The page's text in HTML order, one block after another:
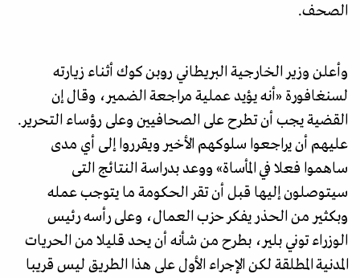
الصحف.
وأعلن وزير الخارجية البريطاني روبن كوك أثناء زيارته
لسنغافورة «أنه يؤيد عملية مراجعة الضمير، وقال إن
القضية يجب أن تطرح على الصحافيين وعلى رؤساء التحرير.
عليهم أن يراجعوا سلوكهم الأخير ويقرروا إلی أي مدی
ساهموا فعلا في المأساة» ووعد بدراسة النتائج التى
سيتوصلون إليها قبل أن تقر الحكومة ما يتوجب عمله
وبكثير من الحذر يفكر حزب العمال، وعلى رأسه رئيس
الوزراء توني بلير، بطرح من شأنه أن يحد قليلا من الحريات
المدنية المطلقة لكن الإجراء الأول على هذا الطريق ليس قريبا